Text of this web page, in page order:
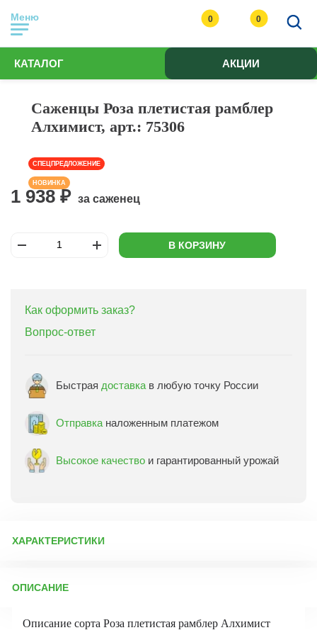
Меню 0 0
КАТАЛОГ АКЦИИ
Саженцы Роза плетистая рамблер
Алхимист, арт.: 75306
СПЕЦПРЕДЛОЖЕНИЕ
НОВИНКА
1 938 ₽ за саженец
В КОРЗИНУ
Как оформить заказ?
Вопрос-ответ
Быстрая доставка в любую точку России
Отправка наложенным платежом
Высокое качество и гарантированный урожай
ХАРАКТЕРИСТИКИ
Бренд товара:
ОПИСАНИЕ
Описание сорта Роза плетистая рамблер Алхимист